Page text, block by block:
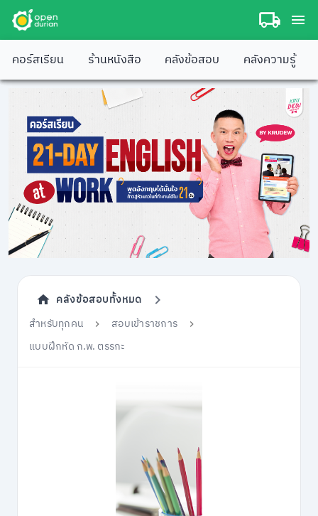
คอร์สเรียน ร้านหนังสือ คลังข้อสอบ คลังความรู้
คลังข้อสอบทั้งหมด
สำหรับทุกคน
สอบเข้าราชการ
แบบฝึกหัด ก.พ. ตรรกะ